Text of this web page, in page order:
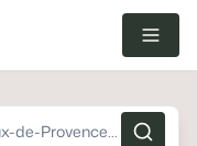
Les Baux-de-Provence, France